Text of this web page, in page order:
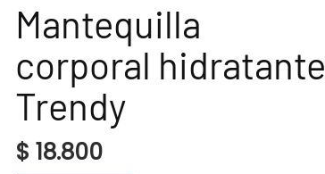
Mantequilla
corporal hidratante
Trendy
$ 18.800